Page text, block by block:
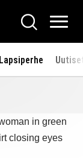
Hae
Lapsiperhe